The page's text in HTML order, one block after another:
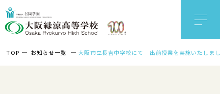
TOP お知らせ一覧 大阪市立長吉中学校にて 出前授業を実施いたしま